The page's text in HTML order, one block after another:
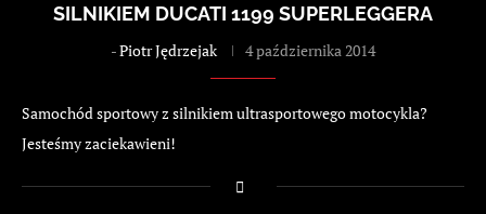
SILNIKIEM DUCATI 1199 SUPERLEGGERA
-Piotr Jędrzejak 4 października 2014
Samochód sportowy z silnikiem ultrasportowego motocykla?
Jesteśmy zaciekawieni!